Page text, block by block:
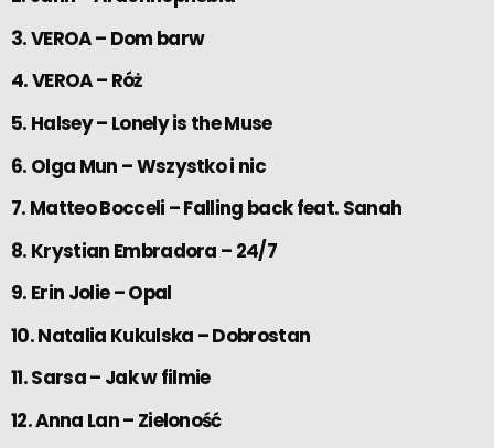
3. VEROA – Dom barw
4. VEROA – Róż
5. Halsey – Lonely is the Muse
6. Olga Mun – Wszystko i nic
7. Matteo Bocceli – Falling back feat. Sanah
8. Krystian Embradora – 24/7
9. Erin Jolie – Opal
10. Natalia Kukulska – Dobrostan
11. Sarsa – Jak w filmie
12. Anna Lan – Zieloność